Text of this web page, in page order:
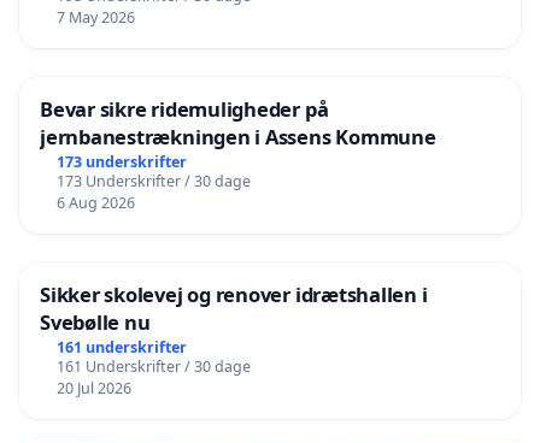
7 May 2026
Bevar sikre ridemuligheder på
jernbanestrækningen i Assens Kommune
173 underskrifter
173 Underskrifter / 30 dage
6 Aug 2026
Sikker skolevej og renover idrætshallen i
Svebølle nu
161 underskrifter
161 Underskrifter / 30 dage
20 Jul 2026